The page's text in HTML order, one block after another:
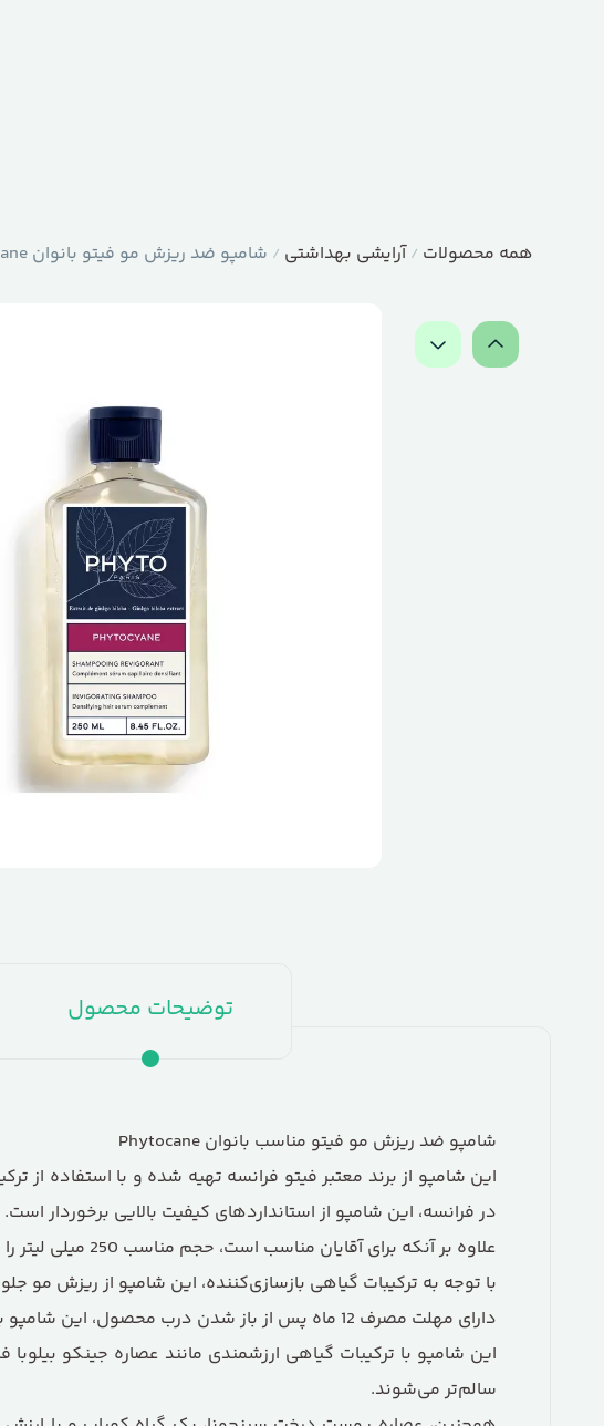
همه محصولات / آرایشی بهداشتی / شامپو ضد ریزش مو فیتو بانوان Phytocane
توضیحات محصول
شامپو ضد ریزش مو فیتو مناسب بانوان Phytocane
این شامپو از برند معتبر فیتو فرانسه تهیه شده و با استفاده از
در فرانسه، این شامپو از استانداردهای کیفیت بالایی برخوردار است.
علاوه بر آنکه برای آقایان مناسب است، حجم مناسب 250 میلی لیتر را دارا می‌باشد.
با توجه به ترکیبات گیاهی بازسازی‌کننده، این شامپو از ریزش
دارای مهلت مصرف 12 ماه پس از باز شدن درب محصول، این شامپو برای استفاده‌ی طولانی‌مدت مناسب است.
این شامپو با ترکیبات گیاهی ارزشمندی مانند عصاره جینکو
سالم‌تر می‌شوند.